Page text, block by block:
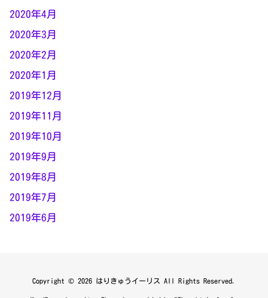
2020年4月
2020年3月
2020年2月
2020年1月
2019年12月
2019年11月
2019年10月
2019年9月
2019年8月
2019年7月
2019年6月
Copyright © 2026 はりきゅうイーリス All Rights Reserved.